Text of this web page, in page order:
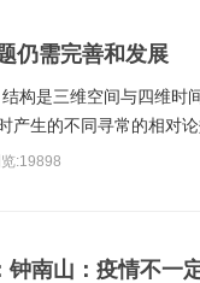
仍需完善和发展
构是三维空间与四维时
生的不同寻常的相对
:19898
钟南山：疫情不一